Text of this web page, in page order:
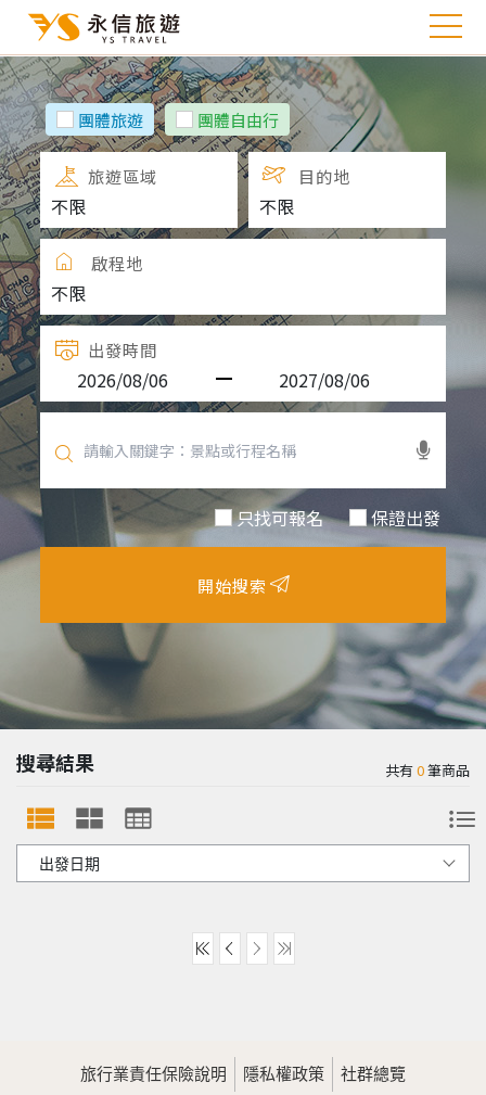
團體旅遊 團體自由行
旅遊區域 目的地
啟程地
出發時間
只找可報名 保證出發
開始搜索
搜尋結果 共有0筆商品
旅行業責任保險說明 隱私權政策 社群總覽